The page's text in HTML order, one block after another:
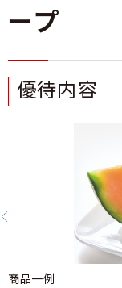
ープ
優待内容
商品一例